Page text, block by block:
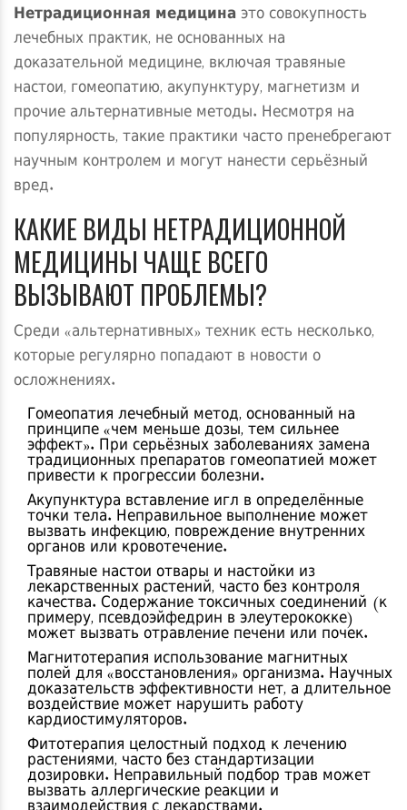
Нетрадиционная медицина это совокупность
лечебных практик, не основанных на
доказательной медицине, включая травяные
настои, гомеопатию, акупунктуру, магнетизм и
прочие альтернативные методы. Несмотря на
популярность, такие практики часто пренебрегают
научным контролем и могут нанести серьёзный
вред.
КАКИЕ ВИДЫ НЕТРАДИЦИОННОЙ
МЕДИЦИНЫ ЧАЩЕ ВСЕГО
ВЫЗЫВАЮТ ПРОБЛЕМЫ?
Среди «альтернативных» техник есть несколько,
которые регулярно попадают в новости о
осложнениях.
Гомеопатия лечебный метод, основанный на
принципе «чем меньше дозы, тем сильнее
эффект». При серьёзных заболеваниях замена
традиционных препаратов гомеопатией может
привести к прогрессии болезни.
Акупунктура вставление игл в определённые
точки тела. Неправильное выполнение может
вызвать инфекцию, повреждение внутренних
органов или кровотечение.
Травяные настои отвары и настойки из
лекарственных растений, часто без контроля
качества. Содержание токсичных соединений (к
примеру, псевдоэйфедрин в элеутерококке)
может вызвать отравление печени или почек.
Магнитотерапия использование магнитных
полей для «восстановления» организма. Научных
доказательств эффективности нет, а длительное
воздействие может нарушить работу
кардиостимуляторов.
Фитотерапия целостный подход к лечению
растениями, часто без стандартизации
дозировки. Неправильный подбор трав может
вызвать аллергические реакции и